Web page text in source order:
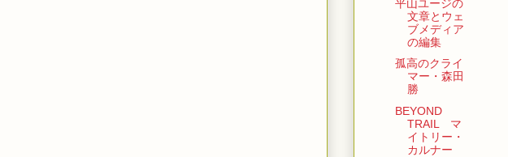
平山ユージの
文章とウェ
ブメディア
の編集
孤高のクライ
マー・森田
勝
BEYOND
TRAIL マ
イトリー・
カルナー